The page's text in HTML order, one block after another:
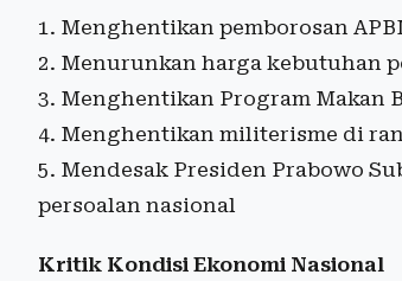
Menghentikan pemborosan
Menurunkan harga kebutuhan
Menghentikan Program Makan
Menghentikan militerisme di
Mendesak Presiden Prabowo
persoalan nasional
Kritik Kondisi Ekonomi Nasional